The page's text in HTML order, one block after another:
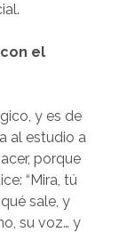
el
y es de
al estudio a
porque
“Mira, tú
sale, y
su voz… y